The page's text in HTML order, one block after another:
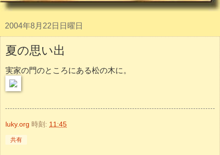
2004年8月22日日曜日
夏の思い出
実家の門のところにある松の木に。
luky.org 時刻: 11:45
共有